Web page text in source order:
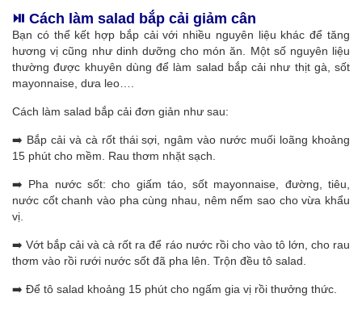
⏯️ Cách làm salad bắp cải giảm cân
Bạn có thể kết hợp bắp cải với nhiều nguyên liệu khác để tăng
hương vị cũng như dinh dưỡng cho món ăn. Một số nguyên liệu
thường được khuyên dùng để làm salad bắp cải như thịt gà, sốt
mayonnaise, dưa leo….
Cách làm salad bắp cải đơn giản như sau:
➡️ Bắp cải và cà rốt thái sợi, ngâm vào nước muối loãng khoảng
15 phút cho mềm. Rau thơm nhặt sạch.
➡️ Pha nước sốt: cho giấm táo, sốt mayonnaise, đường, tiêu,
nước cốt chanh vào pha cùng nhau, nêm nếm sao cho vừa khẩu
vị.
➡️ Vớt bắp cải và cà rốt ra để ráo nước rồi cho vào tô lớn, cho rau
thơm vào rồi rưới nước sốt đã pha lên. Trộn đều tô salad.
➡️ Để tô salad khoảng 15 phút cho ngấm gia vị rồi thưởng thức.